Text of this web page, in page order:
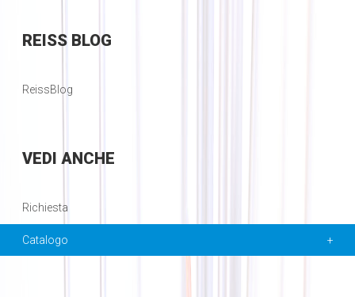
REISSBLOG
ReissBlog
VEDI ANCHE
Richiesta
Catalogo